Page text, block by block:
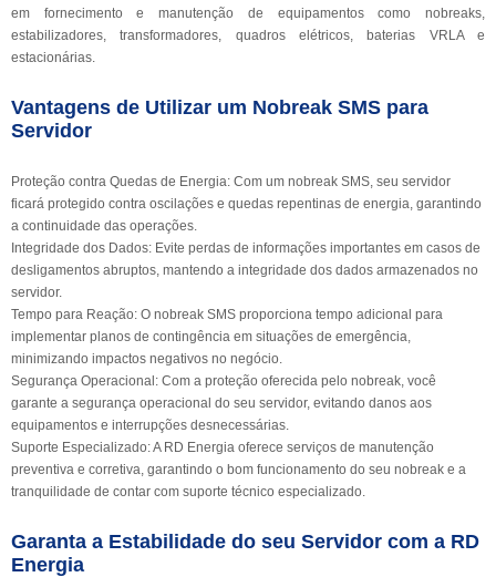
em fornecimento e manutenção de equipamentos como nobreaks,
estabilizadores, transformadores, quadros elétricos, baterias VRLA e
estacionárias.
Vantagens de Utilizar um Nobreak SMS para
Servidor
Proteção contra Quedas de Energia: Com um nobreak SMS, seu servidor
ficará protegido contra oscilações e quedas repentinas de energia, garantindo
a continuidade das operações.
Integridade dos Dados: Evite perdas de informações importantes em casos de
desligamentos abruptos, mantendo a integridade dos dados armazenados no
servidor.
Tempo para Reação: O nobreak SMS proporciona tempo adicional para
implementar planos de contingência em situações de emergência,
minimizando impactos negativos no negócio.
Segurança Operacional: Com a proteção oferecida pelo nobreak, você
garante a segurança operacional do seu servidor, evitando danos aos
equipamentos e interrupções desnecessárias.
Suporte Especializado: A RD Energia oferece serviços de manutenção
preventiva e corretiva, garantindo o bom funcionamento do seu nobreak e a
tranquilidade de contar com suporte técnico especializado.
Garanta a Estabilidade do seu Servidor com a RD
Energia